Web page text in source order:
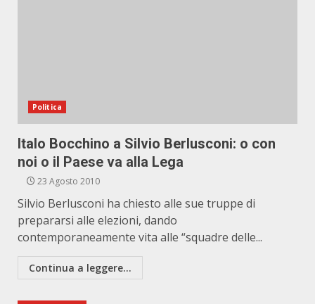
Politica
Italo Bocchino a Silvio Berlusconi: o con
noi o il Paese va alla Lega
23 Agosto 2010
Silvio Berlusconi ha chiesto alle sue truppe di
prepararsi alle elezioni, dando
contemporaneamente vita alle “squadre delle...
Continua a leggere...